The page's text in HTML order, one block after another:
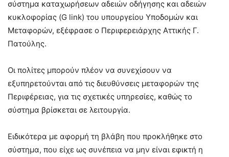
σύστημα καταχωρήσεων αδειών οδήγησης και αδειών
κυκλοφορίας (G link) του υπουργείου Υποδομών και
Μεταφορών, εξέφρασε ο Περιφερειάρχης Αττικής Γ.
Πατούλης.
Οι πολίτες μπορούν πλέον να συνεχίσουν να
εξυπηρετούνται από τις διευθύνσεις μεταφορών της
Περιφέρειας, για τις σχετικές υπηρεσίες, καθώς το
σύστημα βρίσκεται σε λειτουργία.
Ειδικότερα με αφορμή τη βλάβη που προκλήθηκε στο
σύστημα, που είχε ως συνέπεια να μην είναι εφικτή η